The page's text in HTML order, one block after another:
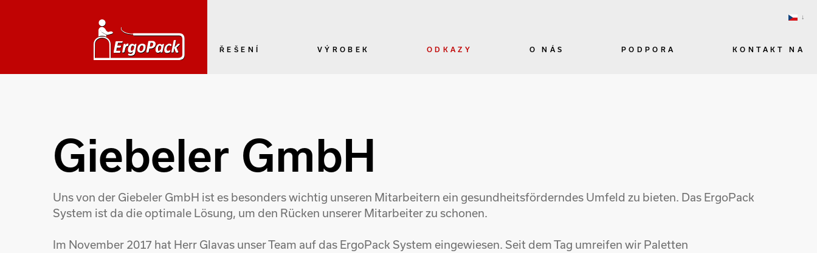
ŘEŠENÍ VÝROBEK ODKAZY O NÁS PODPORA KONTAKT NA
Giebeler GmbH
Uns von der Giebeler GmbH ist es besonders wichtig unseren Mitarbeitern ein gesundheitsförderndes Umfeld zu bieten. Das ErgoPack
System ist da die optimale Lösung, um den Rücken unserer Mitarbeiter zu schonen.
Im November 2017 hat Herr Glavas unser Team auf das ErgoPack System eingewiesen. Seit dem Tag umreifen wir Paletten